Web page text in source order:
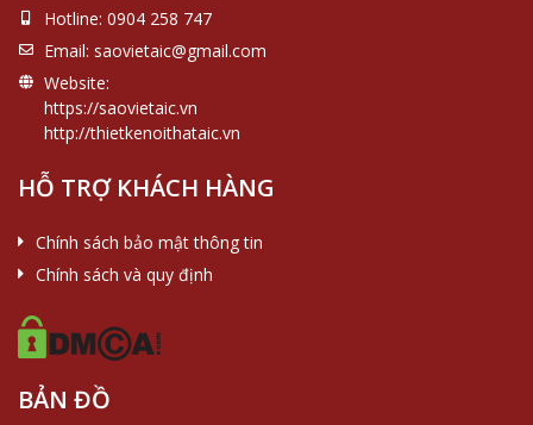
Hotline: 0904 258 747
Email: saovietaic@gmail.com
Website:
https://saovietaic.vn
http://thietkenoithataic.vn
HỖ TRỢ KHÁCH HÀNG
Chính sách bảo mật thông tin
Chính sách và quy định
BẢN ĐỒ